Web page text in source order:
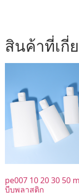
สินค้าที่เกี่
pe007 10 20 30 50
บีบพลาสติก